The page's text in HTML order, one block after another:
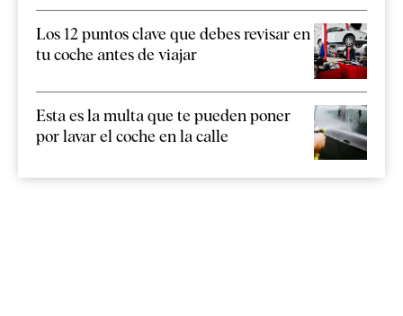
Los 12 puntos clave que debes revisar en
tu coche antes de viajar
Esta es la multa que te pueden poner
por lavar el coche en la calle